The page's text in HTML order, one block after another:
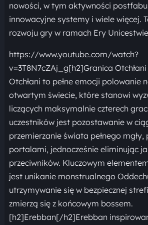
nowości, w tym aktywności
innowacyjne systemy i wiele więcej.
rozwoju gry w ramach Ery
https://www.youtube.com/watch?
v=3T8N7cZAj_g[h2]Granica
Otchłani to pełne emocji polowanie
otwartym świecie, które stanowi
liczących maksymalnie czterech
uczestników jest pozostawanie w
przemierzanie świata pełnego mgły,
portalami, jednocześnie eliminując
przeciwników. Kluczowym
jest unikanie monstrualnego
utrzymywanie się w bezpiecznej
zmierzą się z końcowym bossem.
[h2]Erebban[/h2]Erebban